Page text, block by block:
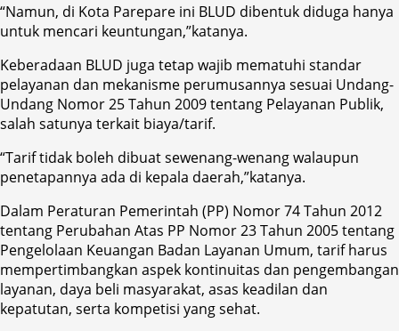
“Namun, di Kota Parepare ini BLUD dibentuk diduga hanya
untuk mencari keuntungan,”katanya.
Keberadaan BLUD juga tetap wajib mematuhi standar
pelayanan dan mekanisme perumusannya sesuai Undang-
Undang Nomor 25 Tahun 2009 tentang Pelayanan Publik,
salah satunya terkait biaya/tarif.
“Tarif tidak boleh dibuat sewenang-wenang walaupun
penetapannya ada di kepala daerah,”katanya.
Dalam Peraturan Pemerintah (PP) Nomor 74 Tahun 2012
tentang Perubahan Atas PP Nomor 23 Tahun 2005 tentang
Pengelolaan Keuangan Badan Layanan Umum, tarif harus
mempertimbangkan aspek kontinuitas dan pengembangan
layanan, daya beli masyarakat, asas keadilan dan
kepatutan, serta kompetisi yang sehat.